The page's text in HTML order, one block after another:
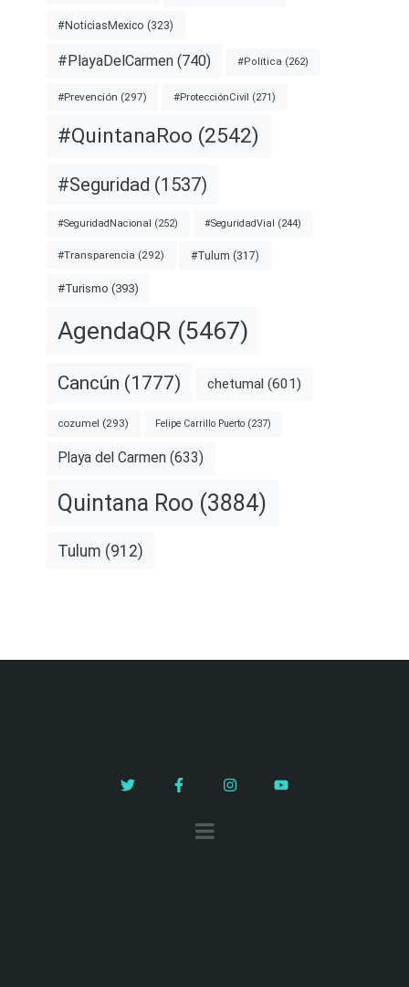
#NoticiasMexico (323)
#PlayaDelCarmen (740) #Política (262)
#Prevención (297) #ProtecciónCivil (271)
#QuintanaRoo (2542)
#Seguridad (1537)
#SeguridadNacional (252) #SeguridadVial (244)
#Transparencia (292) #Tulum (317)
#Turismo (393)
AgendaQR (5467)
Cancún (1777) chetumal (601)
cozumel (293) Felipe Carrillo Puerto (237)
Playa del Carmen (633)
Quintana Roo (3884)
Tulum (912)